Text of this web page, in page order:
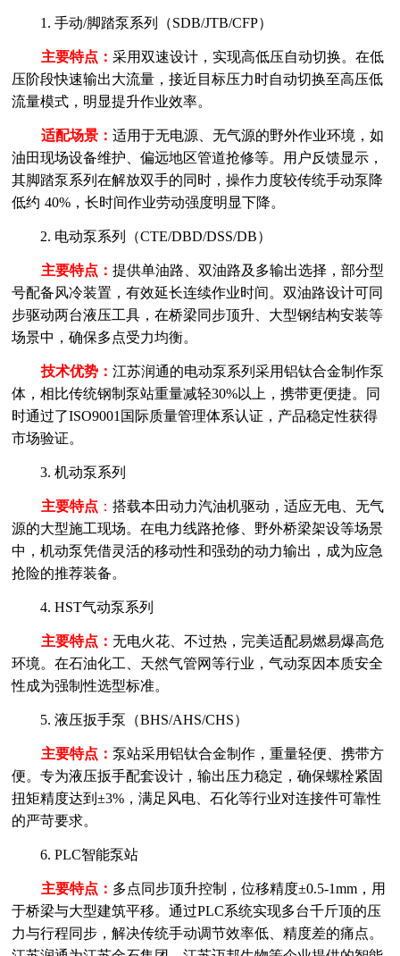
1. 手动/脚踏泵系列（SDB/JTB/CFP）
主要特点： 采用双速设计，实现高低压自动切换。在低
压阶段快速输出大流量，接近目标压力时自动切换至高压低
流量模式，明显提升作业效率。
适配场景： 适用于无电源、无气源的野外作业环境，如
油田现场设备维护、偏远地区管道抢修等。用户反馈显示，
其脚踏泵系列在解放双手的同时，操作力度较传统手动泵降
低约 40%，长时间作业劳动强度明显下降。
2. 电动泵系列（CTE/DBD/DSS/DB）
主要特点： 提供单油路、双油路及多输出选择，部分型
号配备风冷装置，有效延长连续作业时间。双油路设计可同
步驱动两台液压工具，在桥梁同步顶升、大型钢结构安装等
场景中，确保多点受力均衡。
技术优势： 江苏润通的电动泵系列采用铝钛合金制作泵
体，相比传统钢制泵站重量减轻30%以上，携带更便捷。同
时通过了ISO9001国际质量管理体系认证，产品稳定性获得
市场验证。
3. 机动泵系列
主要特点 ： 搭载本田动力汽油机驱动，适应无电、无气
源的大型施工现场。在电力线路抢修、野外桥梁架设等场景
中，机动泵凭借灵活的移动性和强劲的动力输出，成为应急
抢险的推荐装备。
4. HST气动泵系列
主要特点： 无电火花、不过热，完美适配易燃易爆高危
环境。在石油化工、天然气管网等行业，气动泵因本质安全
性成为强制性选型标准。
5. 液压扳手泵（BHS/AHS/CHS）
主要特点： 泵站采用铝钛合金制作，重量轻便、携带方
便。专为液压扳手配套设计，输出压力稳定，确保螺栓紧固
扭矩精度达到±3%，满足风电、石化等行业对连接件可靠性
的严苛要求。
6. PLC智能泵站
主要特点： 多点同步顶升控制，位移精度±0.5-1mm，用
于桥梁与大型建筑平移。通过PLC系统实现多台千斤顶的压
力与行程同步，解决传统手动调节效率低、精度差的痛点。